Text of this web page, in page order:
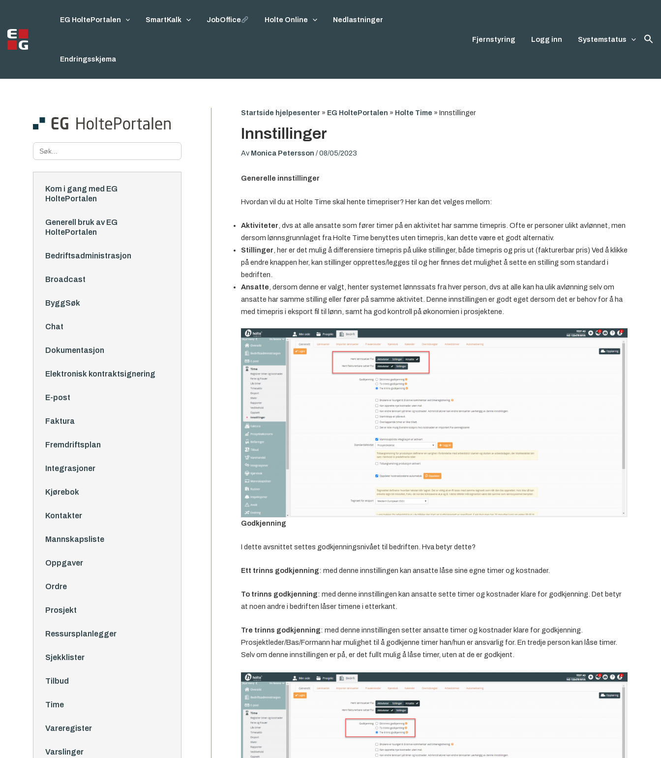
innholdet
EG HoltePortalen SmartKalk JobOffice Holte Online Nedlastninger
Endringsskjema
Fjernstyring Logg inn Systemstatus
Search
for:
Kom i gang med EG
HoltePortalen
Generell bruk av EG
HoltePortalen
Bedriftsadministrasjon
Broadcast
ByggSøk
Chat
Dokumentasjon
Elektronisk kontraktsignering
E-post
Faktura
Fremdriftsplan
Integrasjoner
Kjørebok
Kontakter
Mannskapsliste
Oppgaver
Ordre
Prosjekt
Ressursplanlegger
Sjekklister
Tilbud
Time
Vareregister
Varslinger
Startside hjelpesenter » EG HoltePortalen » Holte Time » Innstillinger
Innstillinger
Av Monica Petersson /08/05/2023
Generelle innstillinger
Hvordan vil du at Holte Time skal hente timepriser? Her kan det velges mellom:
Aktiviteter , dvs at alle ansatte som fører timer på en aktivitet har samme timepris. Ofte er personer ulikt avlønnet, men
dersom lønnsgrunnlaget fra Holte Time benyttes uten timepris, kan dette være et godt alternativ.
Stillinger , her er det mulig å differensiere timepris på ulike stillinger, både timepris og pris ut (fakturerbar pris) Ved å klikke
på endre knappen her, kan stillinger opprettes/legges til og her finnes det mulighet å sette en stilling som standard i
bedriften.
Ansatte , dersom denne er valgt, henter systemet lønnssats fra hver person, dvs at alle kan ha ulik avlønning selv om
ansatte har samme stilling eller fører på samme aktivitet. Denne innstillingen er godt eget dersom det er behov for å ha
med timepris i eksport fil til lønn, samt ha god kontroll på økonomien i prosjektene.
Godkjenning
I dette avsnittet settes godkjenningsnivået til bedriften. Hva betyr dette?
Ett trinns godkjenning: med denne innstillingen kan ansatte låse sine egne timer og kostnader.
To trinns godkjenning: med denne innstillingen kan ansatte sette timer og kostnader klare for godkjenning. Det betyr
at noen andre i bedriften låser timene i etterkant.
Tre trinns godkjenning: med denne innstillingen setter ansatte timer og kostnader klare for godkjenning.
Prosjektleder/Bas/Formann har mulighet til å godkjenne timer han/hun er ansvarlig for. En tredje person kan låse timer.
Selv om denne innstillingen er på, er det fullt mulig å låse timer, uten at de er godkjent.